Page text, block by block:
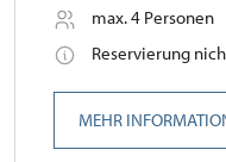
max. 4 Personen
Reservierung
MEHR